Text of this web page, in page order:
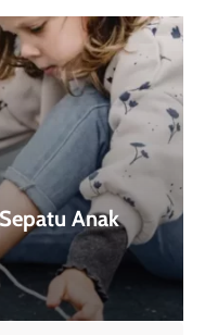
Anak